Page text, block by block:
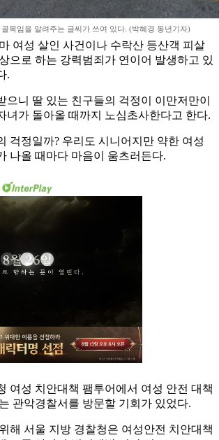
목임을 알려주는 글씨가 쓰여 있다. (박혜경 동년기자)
여성 살인 사건이나 수락산 등산객 피살
으로 하는 강력범죄가 연이어 발생하고 있
.
으니 딸 있는 친구들의 걱정이 이만저만이
녀가 돌아올 때까지 노심초사한다고 한다.
걱정일까? 우리도 시니어지만 약한 여성
나올 때마다 마음이 움츠러든다.
여성 치안대책 팸투어에서 여성 안전 대책
관악경찰서를 방문할 기회가 있었다.
해 서울 지방 경찰청은 여성안전 치안대책